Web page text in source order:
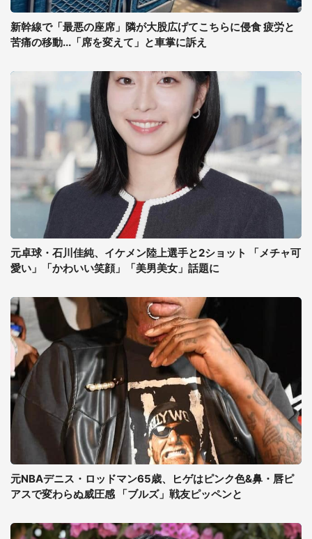
新幹線で「最悪の座席」隣が大股広げてこちらに侵食 疲労と
苦痛の移動...「席を変えて」と車掌に訴え
元卓球・石川佳純、イケメン陸上選手と2ショット 「メチャ可
愛い」「かわいい笑顔」「美男美女」話題に
元NBAデニス・ロッドマン65歳、ヒゲはピンク色&鼻・唇ピ
アスで変わらぬ威圧感 「ブルズ」戦友ピッペンと